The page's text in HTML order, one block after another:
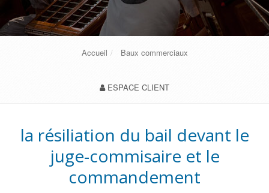
Accueil Baux commerciaux
ESPACE CLIENT
la résiliation du bail devant le
juge-commisaire et le
commandement